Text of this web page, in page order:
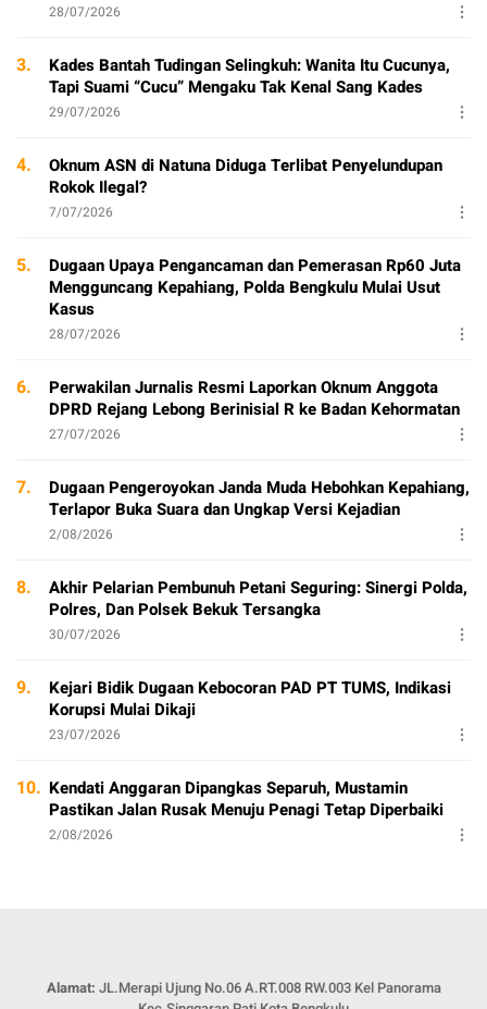
28/07/2026
3.
Kades Bantah Tudingan Selingkuh: Wanita Itu Cucunya,
Tapi Suami “Cucu” Mengaku Tak Kenal Sang Kades
29/07/2026
4.
Oknum ASN di Natuna Diduga Terlibat Penyelundupan
Rokok Ilegal?
7/07/2026
5.
Dugaan Upaya Pengancaman dan Pemerasan Rp60 Juta
Mengguncang Kepahiang, Polda Bengkulu Mulai Usut
Kasus
28/07/2026
6.
Perwakilan Jurnalis Resmi Laporkan Oknum Anggota
DPRD Rejang Lebong Berinisial R ke Badan Kehormatan
27/07/2026
7.
Dugaan Pengeroyokan Janda Muda Hebohkan Kepahiang,
Terlapor Buka Suara dan Ungkap Versi Kejadian
2/08/2026
8.
Akhir Pelarian Pembunuh Petani Seguring: Sinergi Polda,
Polres, Dan Polsek Bekuk Tersangka
30/07/2026
9.
Kejari Bidik Dugaan Kebocoran PAD PT TUMS, Indikasi
Korupsi Mulai Dikaji
23/07/2026
10. Kendati Anggaran Dipangkas Separuh, Mustamin
Pastikan Jalan Rusak Menuju Penagi Tetap Diperbaiki
2/08/2026
Alamat: JL.Merapi Ujung No.06 A.RT.008 RW.003 Kel Panorama